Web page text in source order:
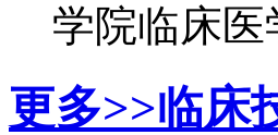
学院临床医
更多>>临床